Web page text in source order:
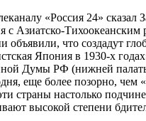
«Россия 24»
с Азиатско-
что создадут
Япония в 1930-х
Думы РФ (нижней
еще более позорно, чем
страны настолько
высокой степени